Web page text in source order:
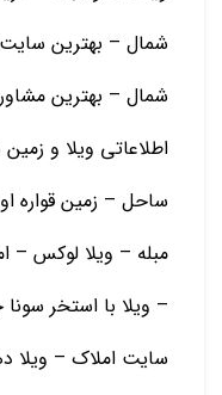
شمال – بهترین
شمال – بهترین
اطلاعاتی ویلا و
ساحل – زمین قواره
مبله – ویلا لوکس –
– ویلا با استخر
سایت املاک – ویلا